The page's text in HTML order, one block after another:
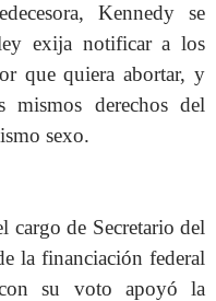
Kennedy se
exija notificar a los
que quiera abortar, y
mismos derechos del
sexo.
cargo de Secretario del
la financiación federal
su voto apoyó la